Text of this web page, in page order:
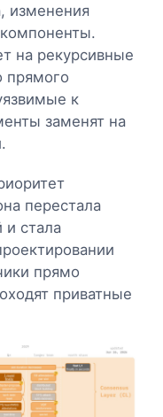
изменения
на рекурсивные
прямого
к
заменят на
перестала
и стала
прямо
приватные